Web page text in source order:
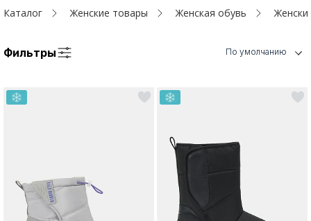
Женщинам
Акции / Новости
Адреса магазинов
Каталог Женские товары Женская обувь
Фильтры По умолчанию